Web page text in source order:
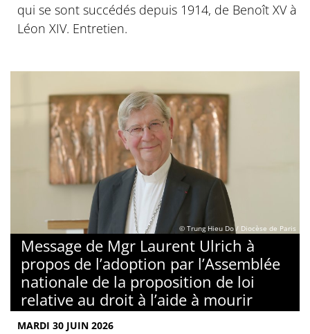
qui se sont succédés depuis 1914, de Benoît XV à
Léon XIV. Entretien.
© Trung Hieu Do / Diocèse de Paris
Message de Mgr Laurent Ulrich à
propos de l’adoption par l’Assemblée
nationale de la proposition de loi
relative au droit à l’aide à mourir
MARDI 30 JUIN 2026